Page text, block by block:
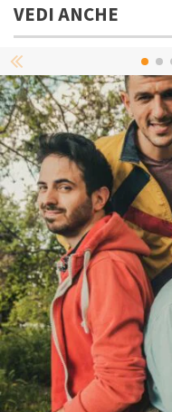
VEDI ANCHE